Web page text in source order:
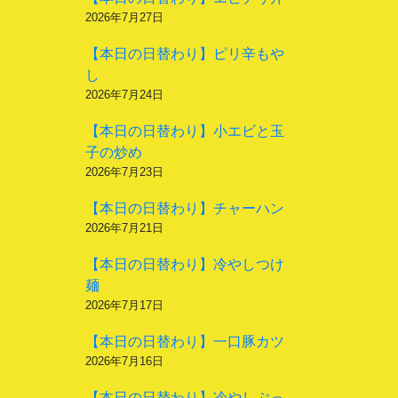
2026年7月27日
【本日の日替わり】ピリ辛もや
し
2026年7月24日
【本日の日替わり】小エビと玉
子の炒め
2026年7月23日
【本日の日替わり】チャーハン
2026年7月21日
【本日の日替わり】冷やしつけ
麺
2026年7月17日
【本日の日替わり】一口豚カツ
2026年7月16日